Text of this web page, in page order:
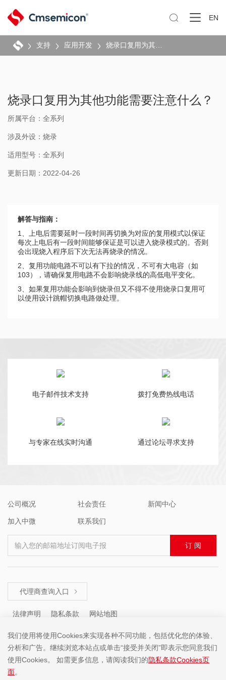
 EN
支持 应用开发
烧录口复用为其他功能需要注意什么？
所属平台：全系列
涉及外设：烧录
适用型号：全系列
更新日期：2022-04-26
解答与指南：
1、上电后需要延时一段时间再切换为对应的复用模式以保证
每次上电后有一段时间能够保证是可以进入烧录模式的。否则
会出现烧入程序后下次无法再烧录的情况。
2、复用功能电路不可以有下拉的情况，不可有大电容（如
103），请确保复用电路不会影响烧录线的高低电平变化。
3、如果复用功能会影响到烧录但又不得不使用烧录口复用可
以使用设计跳帽切换电路做处理。
电子邮件技术支持 拨打免费热线电话
与专家在线实时沟通 通过论坛寻求支持
公司概况 社会责任 新闻中心
加入中微 联系我们
输入您的邮箱地址订阅电子报 订 阅
代理商查询入口 
法律声明 隐私条款 网站地图
咨询热线 ： +86 (755) 8671 5143
我们使用将使用Cookies来实现各种不同功能，包括优化您的体验、
分析和广告。继续浏览本站点或单击“接受并关闭”即表示您同意我们
使用Cookies。 如需更多信息，请阅读我们的隐私条款Cookies页
面。